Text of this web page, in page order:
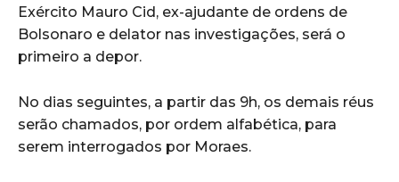
Exército Mauro Cid, ex-ajudante de ordens de
Bolsonaro e delator nas investigações, será o
primeiro a depor.
No dias seguintes, a partir das 9h, os demais réus
serão chamados, por ordem alfabética, para
serem interrogados por Moraes.